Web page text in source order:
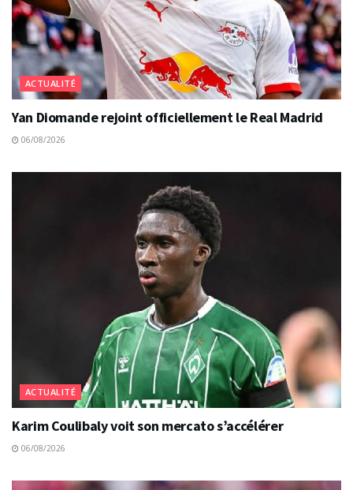
ACTUALITÉ
Yan Diomande rejoint officiellement le Real Madrid
06/08/2026
ACTUALITÉ
Karim Coulibaly voit son mercato s’accélérer
06/08/2026